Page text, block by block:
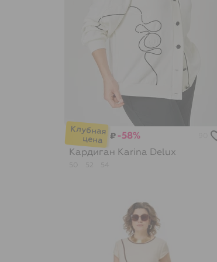
₽ -58%
Кардиган Karina Delux
52